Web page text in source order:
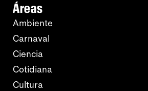
Áreas
Ambiente
Carnaval
Ciencia
Cotidiana
Cultura